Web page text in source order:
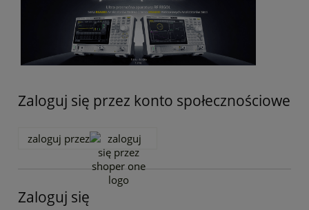
Zaloguj się przez konto społecznościowe
zaloguj przez
Zaloguj się